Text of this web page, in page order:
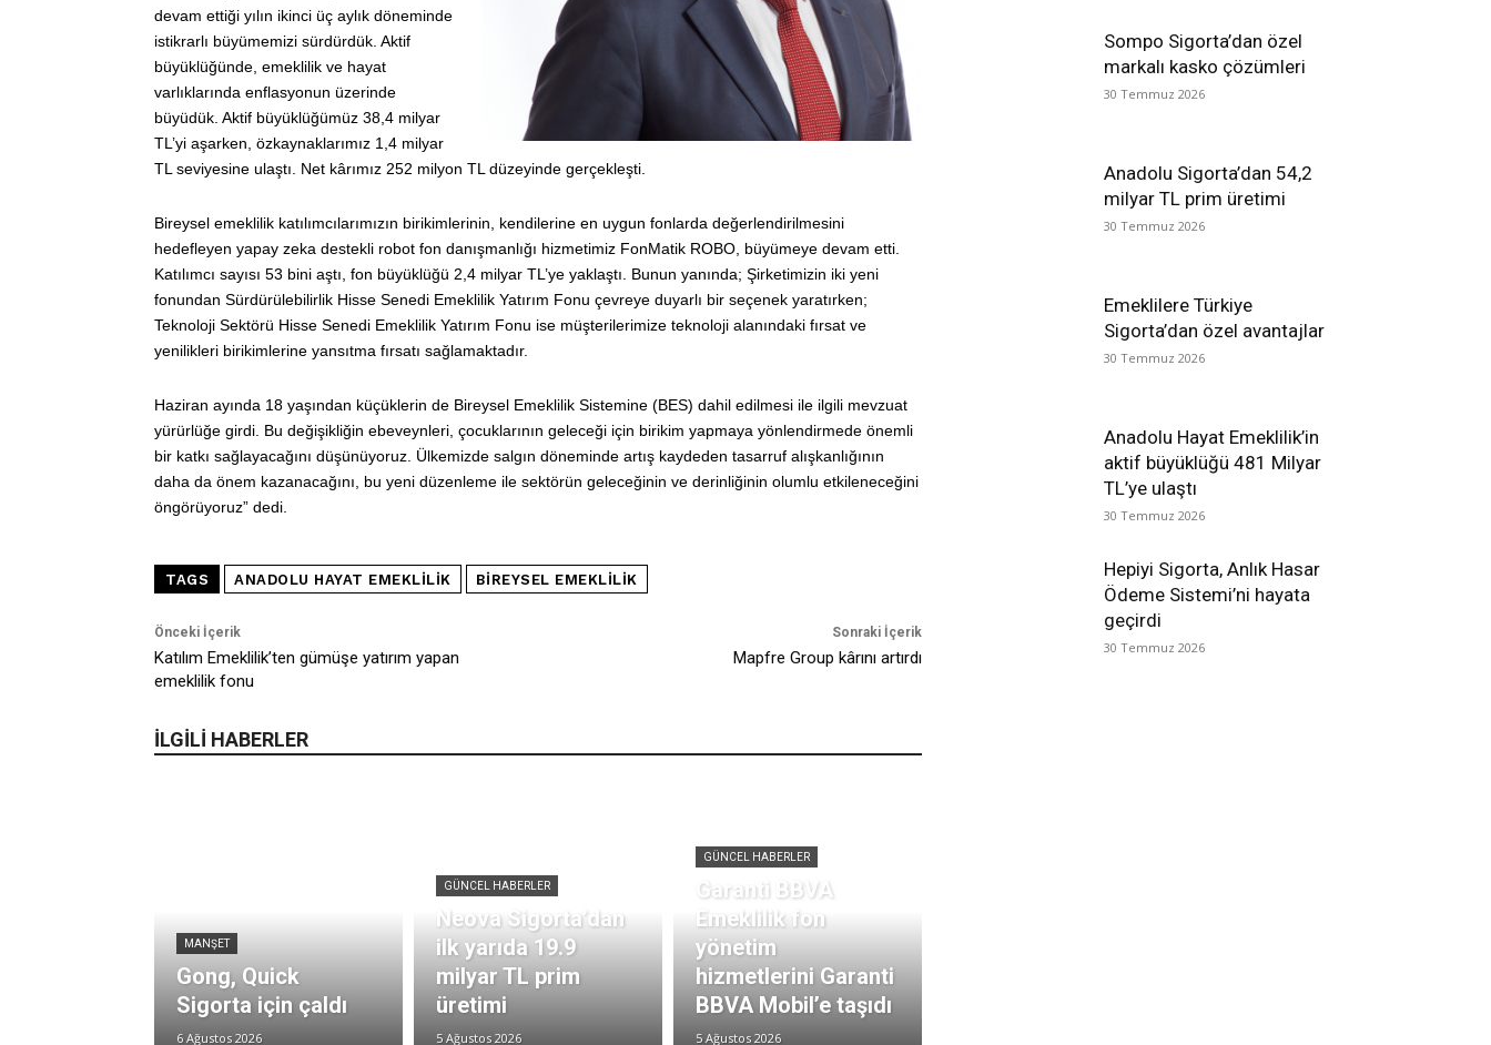
Sompo Sigorta’dan özel
markalı kasko çözümleri
30 Temmuz 2026
Anadolu Sigorta’dan 54,2
milyar TL prim üretimi
30 Temmuz 2026
Emeklilere Türkiye
Sigorta’dan özel avantajlar
30 Temmuz 2026
Anadolu Hayat Emeklilik’in
aktif büyüklüğü 481 Milyar
TL’ye ulaştı
30 Temmuz 2026
Hepiyi Sigorta, Anlık Hasar
Ödeme Sistemi’ni hayata
geçirdi
30 Temmuz 2026
devam ettiği yılın ikinci üç aylık döneminde
istikrarlı büyümemizi sürdürdük. Aktif
büyüklüğünde, emeklilik ve hayat
varlıklarında enflasyonun üzerinde
büyüdük. Aktif büyüklüğümüz 38,4 milyar
TL’yi aşarken, özkaynaklarımız 1,4 milyar
TL seviyesine ulaştı. Net kârımız 252 milyon TL düzeyinde gerçekleşti.
Bireysel emeklilik katılımcılarımızın birikimlerinin, kendilerine en uygun fonlarda değerlendirilmesini
hedefleyen yapay zeka destekli robot fon danışmanlığı hizmetimiz FonMatik ROBO, büyümeye devam etti.
Katılımcı sayısı 53 bini aştı, fon büyüklüğü 2,4 milyar TL’ye yaklaştı. Bunun yanında; Şirketimizin iki yeni
fonundan Sürdürülebilirlik Hisse Senedi Emeklilik Yatırım Fonu çevreye duyarlı bir seçenek yaratırken;
Teknoloji Sektörü Hisse Senedi Emeklilik Yatırım Fonu ise müşterilerimize teknoloji alanındaki fırsat ve
yenilikleri birikimlerine yansıtma fırsatı sağlamaktadır.
Haziran ayında 18 yaşından küçüklerin de Bireysel Emeklilik Sistemine (BES) dahil edilmesi ile ilgili mevzuat
yürürlüğe girdi. Bu değişikliğin ebeveynleri, çocuklarının geleceği için birikim yapmaya yönlendirmede önemli
bir katkı sağlayacağını düşünüyoruz. Ülkemizde salgın döneminde artış kaydeden tasarruf alışkanlığının
daha da önem kazanacağını, bu yeni düzenleme ile sektörün geleceğinin ve derinliğinin olumlu etkileneceğini
öngörüyoruz” dedi.
TAGS ANADOLU HAYAT EMEKLILIK BIREYSEL EMEKLILIK
Önceki İçerik
Katılım Emeklilik’ten gümüşe yatırım yapan
emeklilik fonu
Sonraki İçerik
Mapfre Group kârını artırdı
İLGİLİ HABERLER
MANŞET
Gong, Quick
Sigorta için çaldı
6 Ağustos 2026
GÜNCEL HABERLER
Neova Sigorta’dan
ilk yarıda 19.9
milyar TL prim
üretimi
5 Ağustos 2026
GÜNCEL HABERLER
Garanti BBVA
Emeklilik fon
yönetim
hizmetlerini Garanti
BBVA Mobil’e taşıdı
5 Ağustos 2026